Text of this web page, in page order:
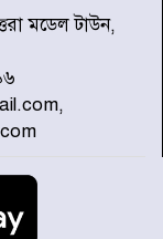
বজ্রবৃষ্টির
দুর্ঘটনায় নিহত
সড়ক
মডেল টাউন,